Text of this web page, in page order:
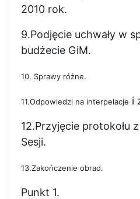
2010 rok.
9.Podjęcie uchwały w
budżecie GiM.
10. Sprawy różne.
11.Odpowiedzi na interpelacje i
12.Przyjęcie protokołu
Sesji.
13.Zakończenie obrad.
Punkt 1.